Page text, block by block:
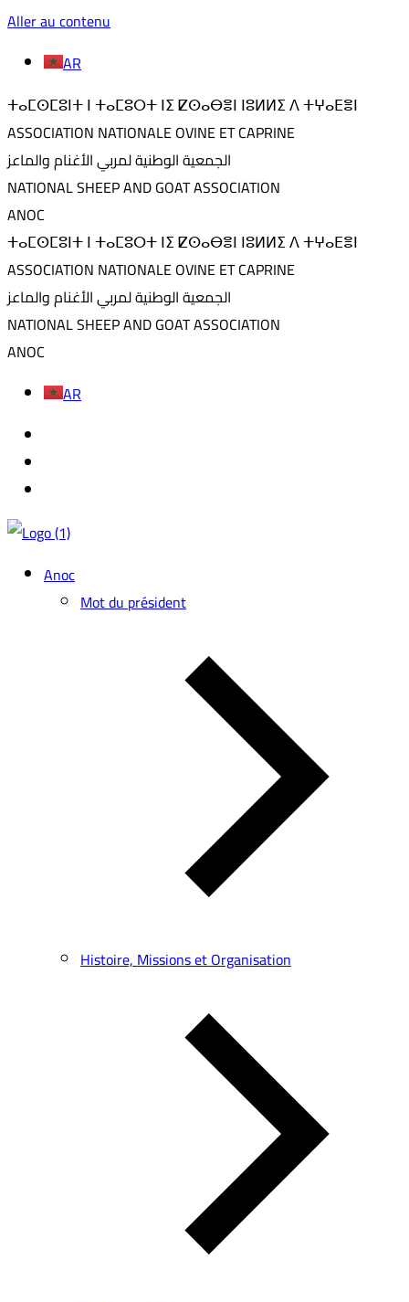
Aller au contenu
AR
ⵜⴰⵎⵙⵎⵓⵏⵜ ⵏ ⵜⴰⵎⵓⵔⵜ ⵏⵉ ⵇⵙⴰⴱⴻⵏ ⵏⵓⵍⵍⵉ ⴷ ⵜⵖⴰⴹⴻⵏ
ASSOCIATION NATIONALE OVINE ET CAPRINE
الجمعية الوطنية لمربي الأغنام والماعز
NATIONAL SHEEP AND GOAT ASSOCIATION
ANOC
ⵜⴰⵎⵙⵎⵓⵏⵜ ⵏ ⵜⴰⵎⵓⵔⵜ ⵏⵉ ⵇⵙⴰⴱⴻⵏ ⵏⵓⵍⵍⵉ ⴷ ⵜⵖⴰⴹⴻⵏ
ASSOCIATION NATIONALE OVINE ET CAPRINE
الجمعية الوطنية لمربي الأغنام والماعز
NATIONAL SHEEP AND GOAT ASSOCIATION
ANOC
AR
Anoc
Mot du président
Histoire, Missions et Organisation